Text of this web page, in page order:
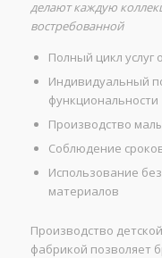
делают каждую
востребованной
Полный цикл услуг
Индивидуальный
функциональности
Производство
Соблюдение
Использование
материалов
Производство
фабрикой позволяет